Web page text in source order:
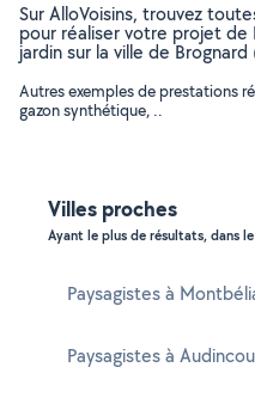
Sur AlloVoisins, trouvez
pour réaliser votre projet de
jardin sur la ville de
Autres exemples de prestations
gazon synthétique, ..
Villes proches
Ayant le plus de résultats, dans
Paysagistes à
Paysagistes à